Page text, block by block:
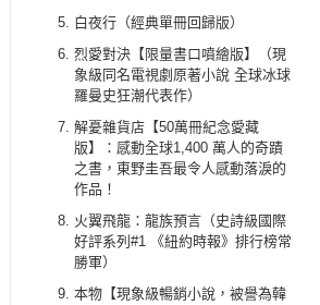
白夜行（經典單冊回歸版）
烈愛對決【限量書口噴繪版】（現
象級同名電視劇原著小說 全球冰球
羅曼史狂潮代表作）
解憂雜貨店【50萬冊紀念愛藏
版】：感動全球1,400 萬人的奇蹟
之書，東野圭吾最令人感動落淚的
作品！
火翼飛龍：龍族預言（史詩級國際
好評系列#1 《紐約時報》排行榜常
勝軍）
本物【現象級暢銷小說，被譽為韓